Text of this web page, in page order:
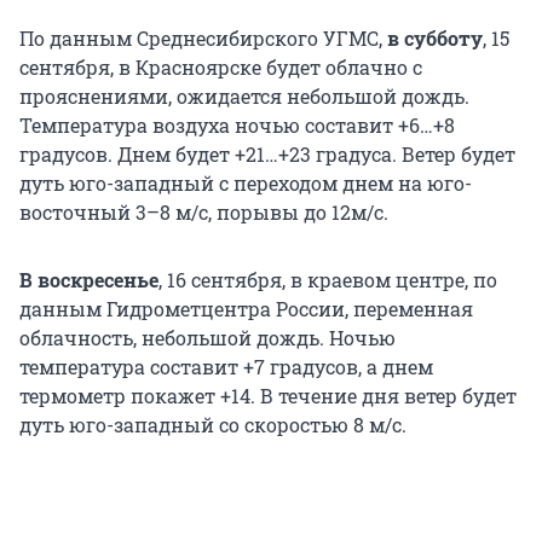
По данным Среднесибирского УГМС,в субботу, 15
сентября, в Красноярске будет облачно с
прояснениями, ожидается небольшой дождь.
Температура воздуха ночью составит +6…+8
градусов. Днем будет +21…+23 градуса. Ветер будет
дуть юго-западный с переходом днем на юго-
восточный 3–8 м/с, порывы до 12м/с.
В воскресенье, 16 сентября, в краевом центре, по
данным Гидрометцентра России, переменная
облачность, небольшой дождь. Ночью
температура составит +7 градусов, а днем
термометр покажет +14. В течение дня ветер будет
дуть юго-западный со скоростью 8 м/с.